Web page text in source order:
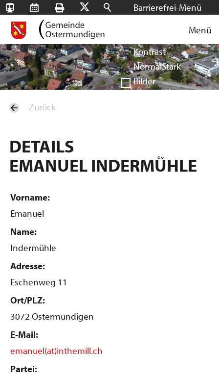
Barrierefrei-Menü
Sehr groß
Kontrast
NormalStark
Bilder
Stoppen
Suchen
SBB-
Tageskarten
RMS Drucken
Facebook
Instagram
Login Menü
Zurück
DETAILS
EMANUEL INDERMÜHLE
Vorname:
Emanuel
Name:
Indermühle
Adresse:
Eschenweg 11
Ort/PLZ:
3072 Ostermundigen
E-Mail:
emanuel(at)inthemill.ch
Partei: